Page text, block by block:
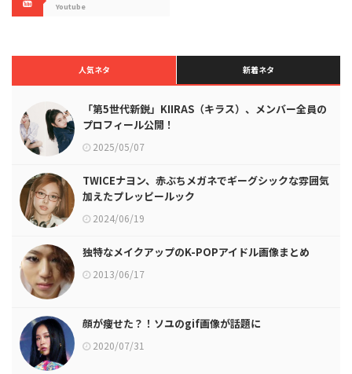
Youtube
人気ネタ 新着ネタ
「第5世代新鋭」KIIRAS（キラス）、メンバー全員の
プロフィール公開！
2025/05/07
TWICEナヨン、赤ぶちメガネでギーグシックな雰囲気
加えたプレッピールック
2024/06/19
独特なメイクアップのK-POPアイドル画像まとめ
2013/06/17
顔が痩せた？！ソユのgif画像が話題に
2020/07/31